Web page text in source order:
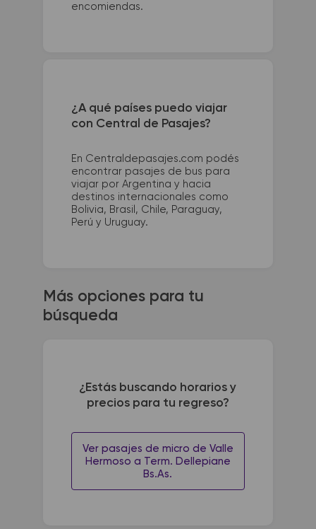
encomiendas.
¿A qué países puedo viajar
con Central de Pasajes?
En Centraldepasajes.com podés
encontrar pasajes de bus para
viajar por Argentina y hacia
destinos internacionales como
Bolivia, Brasil, Chile, Paraguay,
Perú y Uruguay.
Más opciones para tu
búsqueda
¿Estás buscando horarios y
precios para tu regreso?
Ver pasajes de micro de Valle
Hermoso a Term. Dellepiane
Bs.As.